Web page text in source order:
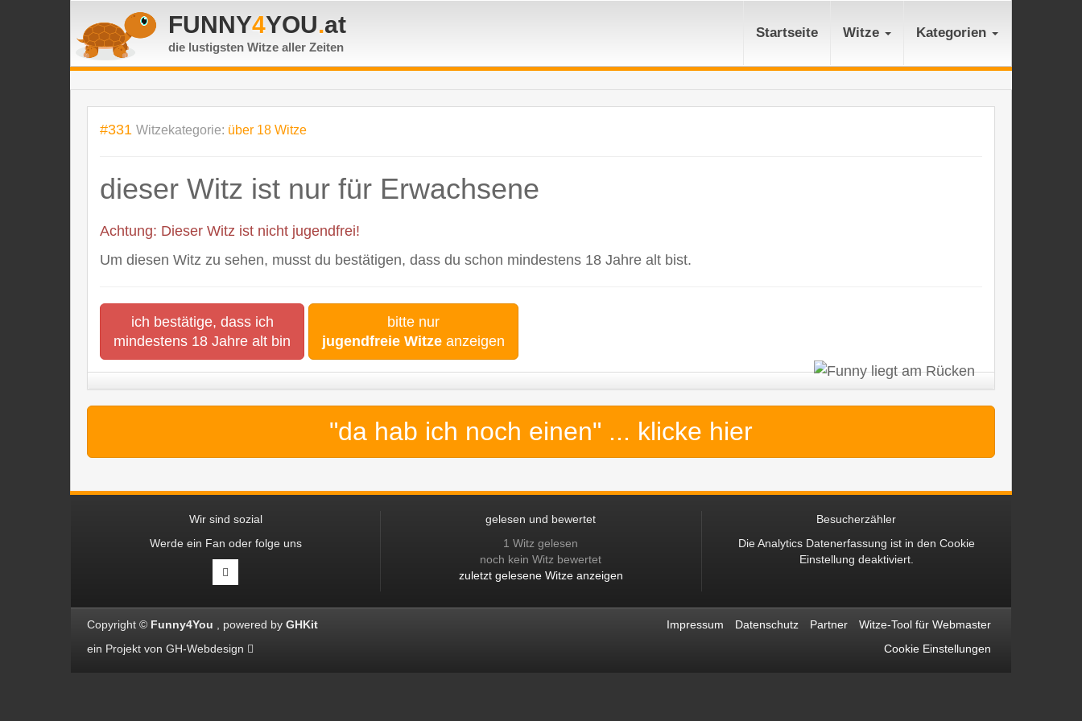
FUNNY4YOU.at
die lustigsten Witze aller Zeiten
Startseite Witze Kategorien
#331 Witzekategorie: über 18 Witze
dieser Witz ist nur für Erwachsene
Achtung: Dieser Witz ist nicht jugendfrei!
Um diesen Witz zu sehen, musst du bestätigen, dass du schon mindestens 18 Jahre alt bist.
ich bestätige, dass ich
mindestens 18 Jahre alt bin
bitte nur
jugendfreie Witze anzeigen
"da hab ich noch einen" ... klicke hier
Wir sind sozial
Werde ein Fan oder folge uns
gelesen und bewertet
1 Witz gelesen
noch kein Witz bewertet
zuletzt gelesene Witze anzeigen
Besucherzähler
Die Analytics Datenerfassung ist in den Cookie
Einstellung deaktiviert.
Copyright © Funny4You powered by GHKit
ein Projekt von GH-Webdesign
Impressum Datenschutz Partner
Witze-Tool für Webmaster
Cookie Einstellungen